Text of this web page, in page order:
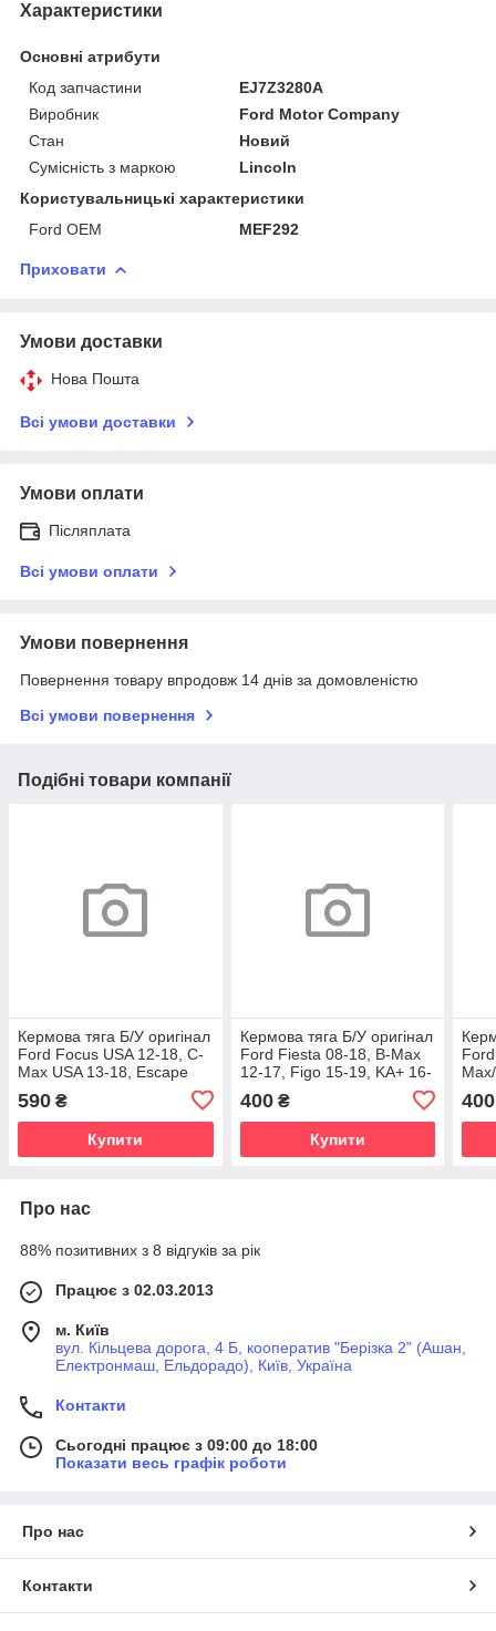
Характеристики
Основні атрибути
Код запчастини
EJ7Z3280A
Виробник
Ford Motor Company
Стан
Новий
Сумісність з маркою
Lincoln
Користувальницькі характеристики
Ford OEM
MEF292
Приховати
Умови доставки
Нова Пошта
Всі умови доставки
Умови оплати
Післяплата
Всі умови оплати
Умови повернення
Повернення товару впродовж 14 днів за домовленістю
Всі умови повернення
Подібні товари компанії
Кермова тяга Б/У оригінал
Ford Focus USA 12-18, C-
Max USA 13-18, Escape
590 ₴
Купити
Кермова тяга Б/У оригінал
Ford Fiesta 08-18, B-Max
12-17, Figo 15-19, KA+ 16-
400₴
Купити
400
Про нас
88% позитивних з 8 відгуків за рік
Працює з 02.03.2013
м. Київ
вул. Кільцева дорога, 4 Б, кооператив "Берізка 2" (Ашан,
Електронмаш, Ельдорадо), Київ, Україна
Контакти
Сьогодні працює з 09:00 до 18:00
Показати весь графік роботи
Про нас
Контакти